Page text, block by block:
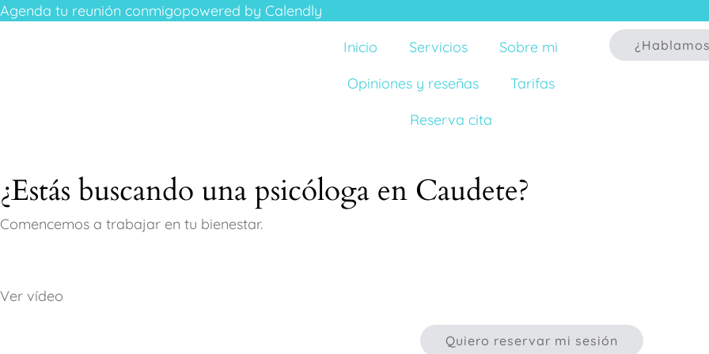
Agenda tu reunión conmigopowered by Calendly
Inicio
Servicios
Sobre mi
Opiniones y reseñas
Tarifas
Reserva cita
¿Estás buscando una psicóloga en Caudete?
Comencemos a trabajar en tu bienestar.
Ver vídeo
Quiero reservar mi sesión